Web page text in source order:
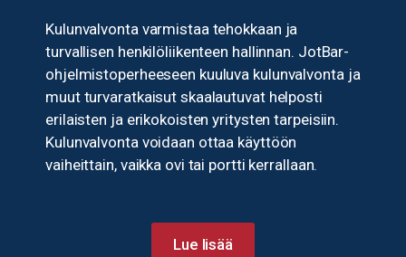
Kulunvalvonta varmistaa tehokkaan ja
turvallisen henkilöliikenteen hallinnan. JotBar-
ohjelmistoperheeseen kuuluva kulunvalvonta ja
muut turvaratkaisut skaalautuvat helposti
erilaisten ja erikokoisten yritysten tarpeisiin.
Kulunvalvonta voidaan ottaa käyttöön
vaiheittain, vaikka ovi tai portti kerrallaan.
Lue lisää